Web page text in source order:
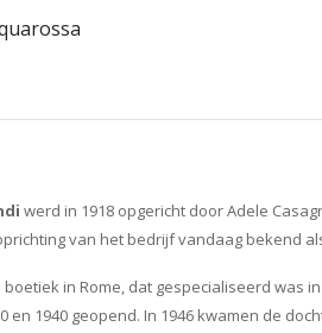
werd in 1918 opgericht door Adele
van het bedrijf vandaag bekend
in Rome, dat gespecialiseerd was
en 1940 geopend. In 1946 kwamen de